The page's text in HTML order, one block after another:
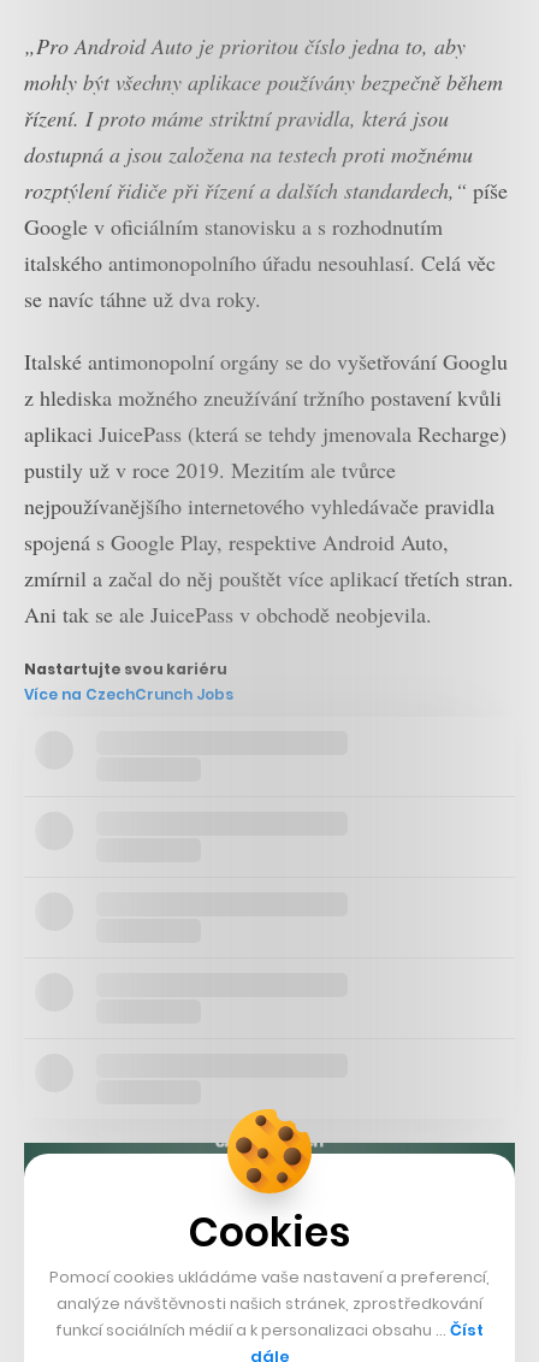
„Pro Android Auto je prioritou číslo jedna to, aby
mohly být všechny aplikace používány bezpečně během
řízení. I proto máme striktní pravidla, která jsou
dostupná a jsou založena na testech proti možnému
rozptýlení řidiče při řízení a dalších standardech,“ píše
Google v oficiálním stanovisku a s rozhodnutím
italského antimonopolního úřadu nesouhlasí. Celá věc
se navíc táhne už dva roky.
Italské antimonopolní orgány se do vyšetřování Googlu
z hlediska možného zneužívání tržního postavení kvůli
aplikaci JuicePass (která se tehdy jmenovala Recharge)
pustily už v roce 2019. Mezitím ale tvůrce
nejpoužívanějšího internetového vyhledávače pravidla
spojená s Google Play, respektive Android Auto,
zmírnil a začal do něj pouštět více aplikací třetích stran.
Ani tak se ale JuicePass v obchodě neobjevila.
Nastartujte svou kariéru
Více na CzechCrunch Jobs
Cookies
Pomocí cookies ukládáme vaše nastavení a preferencí,
analýze návštěvnosti našich stránek, zprostředkování
funkcí sociálních médií a k personalizaci obsahu … Číst
dále